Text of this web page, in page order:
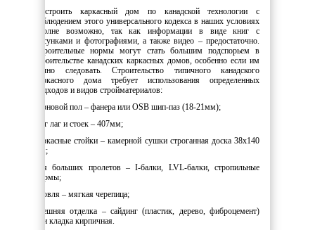
Построить каркасный дом по канадской технологии с
соблюдением этого универсального кодекса в наших условиях
вполне возможно, так как информации в виде книг с
рисунками и фотографиями, а также видео – предостаточно.
Строительные нормы могут стать большим подспорьем в
строительстве канадских каркасных домов, особенно если им
точно следовать. Строительство типичного канадского
каркасного дома требует использования определенных
подходов и видов стройматериалов:
черновой пол – фанера или OSB шип-паз (18-21мм);
шаг лаг и стоек – 407мм;
каркасные стойки – камерной сушки строганная доска 38х140
мм;
для больших пролетов – I-балки, LVL-балки, стропильные
фермы;
кровля – мягкая черепица;
внешняя отделка – сайдинг (пластик, дерево, фиброцемент)
или кладка кирпичная.